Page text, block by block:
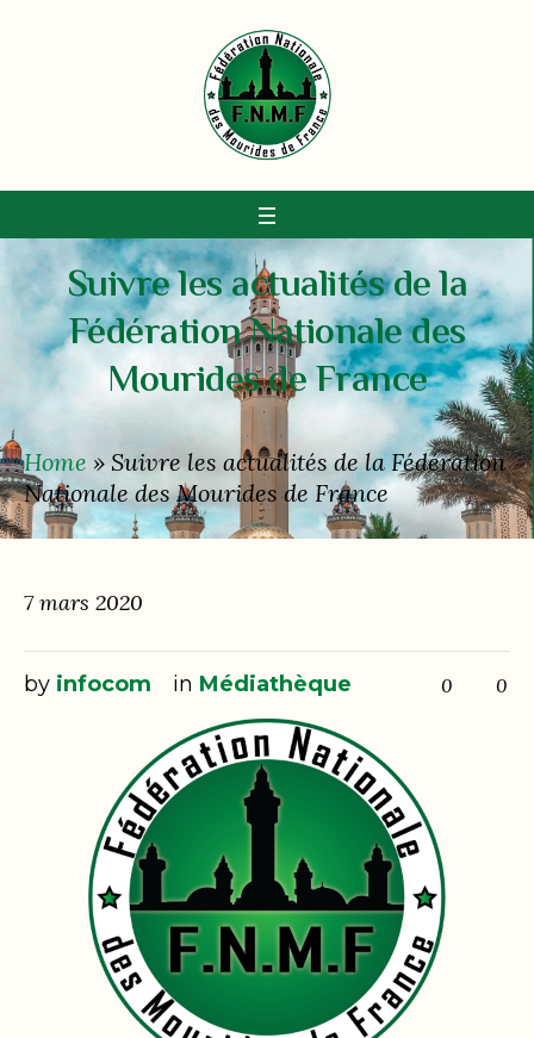
Suivre les actualités de la
Fédération Nationale des
Mourides de France
Home » Suivre les actualités de la Fédération
Nationale des Mourides de France
7 mars 2020
by infocom in Médiathèque 0 0